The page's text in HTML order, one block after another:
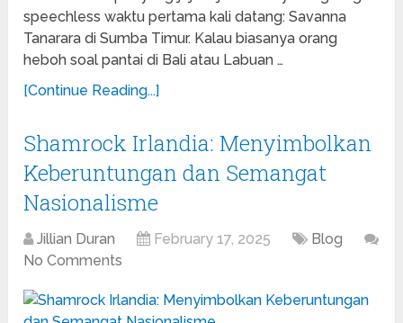
speechless waktu pertama kali datang: Savanna
Tanarara di Sumba Timur. Kalau biasanya orang
heboh soal pantai di Bali atau Labuan …
[Continue Reading...]
Shamrock Irlandia: Menyimbolkan
Keberuntungan dan Semangat
Nasionalisme
Jillian Duran February 17, 2025
Blog
No Comments